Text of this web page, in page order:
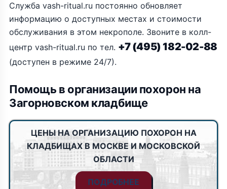
Служба vash-ritual.ru постоянно обновляет
информацию о доступных местах и стоимости
обслуживания в этом некрополе. Звоните в колл-
центр vash-ritual.ru по тел. +7 (495) 182-02-88
(доступен в режиме 24/7).
Помощь в организации похорон на
Загорновском кладбище
ЦЕНЫ НА ОРГАНИЗАЦИЮ ПОХОРОН НА
КЛАДБИЩАХ В МОСКВЕ И МОСКОВСКОЙ
ОБЛАСТИ
ПОДРОБНЕЕ